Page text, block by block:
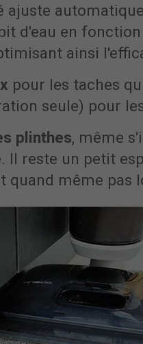
ajuste
d'eau en
ainsi
pour les taches
seule) pour
plinthes, même
Il reste un petit
quand même pas